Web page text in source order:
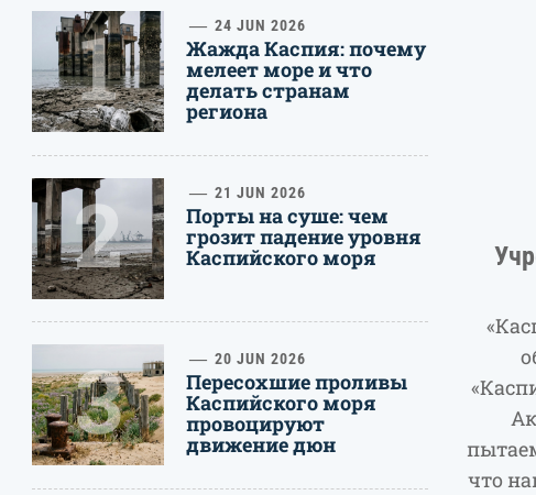
1 24 JUN 2026
Жажда Каспия: почему
мелеет море и что
делать странам
региона
2 21 JUN 2026
Порты на суше: чем
грозит падение уровня
Каспийского моря
3 20 JUN 2026
Пересохшие проливы
Каспийского моря
провоцируют
движение дюн
что